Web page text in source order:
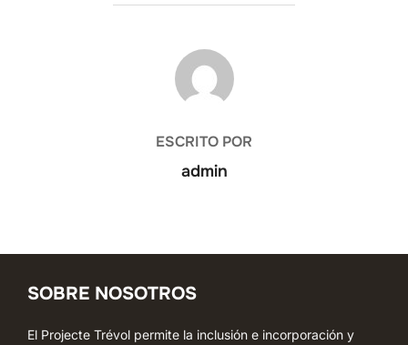
AUTOR DE LA ENTRADA
ESCRITO POR
admin
SOBRE NOSOTROS
El Projecte Trévol permite la inclusión e incorporación y